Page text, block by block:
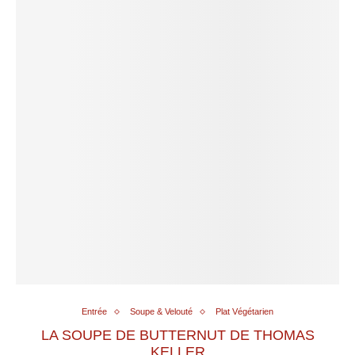
Entrée Soupe & Velouté Plat Végétarien
LA SOUPE DE BUTTERNUT DE THOMAS